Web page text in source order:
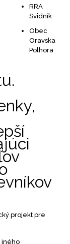
RRA
Svidník
Obec
Oravska
Polhora
projekt pre
iného